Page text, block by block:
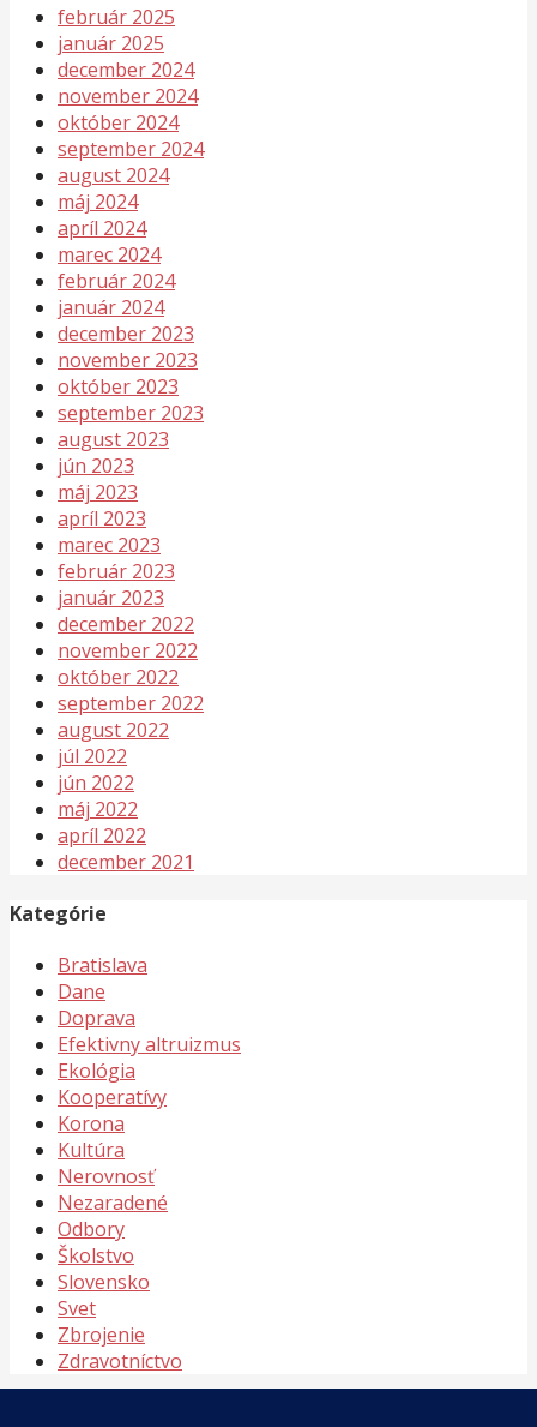
február 2025
január 2025
december 2024
november 2024
október 2024
september 2024
august 2024
máj 2024
apríl 2024
marec 2024
február 2024
január 2024
december 2023
november 2023
október 2023
september 2023
august 2023
jún 2023
máj 2023
apríl 2023
marec 2023
február 2023
január 2023
december 2022
november 2022
október 2022
september 2022
august 2022
júl 2022
jún 2022
máj 2022
apríl 2022
december 2021
Kategórie
Bratislava
Dane
Doprava
Efektivny altruizmus
Ekológia
Kooperatívy
Korona
Kultúra
Nerovnosť
Nezaradené
Odbory
Školstvo
Slovensko
Svet
Zbrojenie
Zdravotníctvo